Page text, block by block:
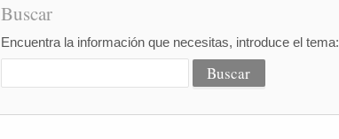
Buscar
Encuentra la información que necesitas, introduce el tema: